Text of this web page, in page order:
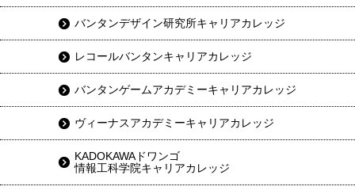
バンタンデザイン研究所キャリアカレッジ
レコールバンタンキャリアカレッジ
バンタンゲームアカデミーキャリアカレッジ
ヴィーナスアカデミーキャリアカレッジ
KADOKAWAドワンゴ
情報工科学院キャリアカレッジ